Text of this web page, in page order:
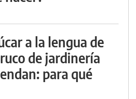
a la lengua de
de jardinería
para qué